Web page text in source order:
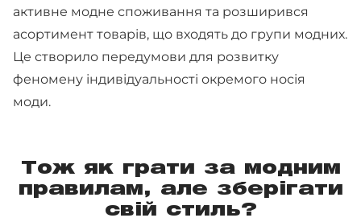
активне модне споживання та розширився
асортимент товарів, що входять до групи модних.
Це створило передумови для розвитку
феномену індивідуальності окремого носія
моди.
Тож як грати за модним
правилам, але зберігати
свій стиль?